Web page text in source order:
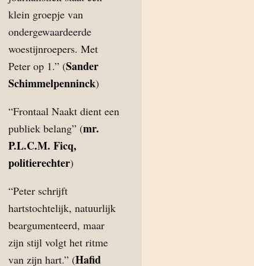
klein groepje van
ondergewaardeerde
woestijnroepers. Met
Peter op 1.” (Sander
Schimmelpenninck)
“Frontaal Naakt dient een
publiek belang” (mr.
P.L.C.M. Ficq,
politierechter)
“Peter schrijft
hartstochtelijk, natuurlijk
beargumenteerd, maar
zijn stijl volgt het ritme
van zijn hart.” (Hafid